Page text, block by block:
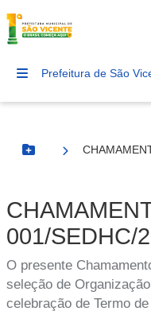
Prefeitura de São
Botão Menu
001/SEDHC/
O presente
seleção de
celebração de Termo